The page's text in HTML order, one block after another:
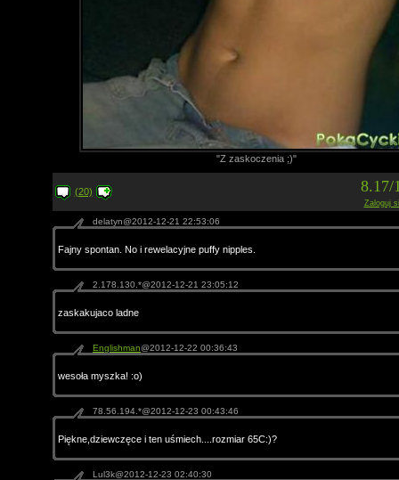
"Z zaskoczenia ;)"
(20)
Zaloguj
delatyn@2012-12-21 22:53:06
Fajny spontan. No i rewelacyjne puffy nipples.
2.178.130.*@2012-12-21 23:05:12
zaskakujaco ladne
Englishman@2012-12-22 00:36:43
wesoła myszka! :o)
78.56.194.*@2012-12-23 00:43:46
Piękne,dziewczęce i ten uśmiech....rozmiar 65C:)?
Lul3k@2012-12-23 02:40:30